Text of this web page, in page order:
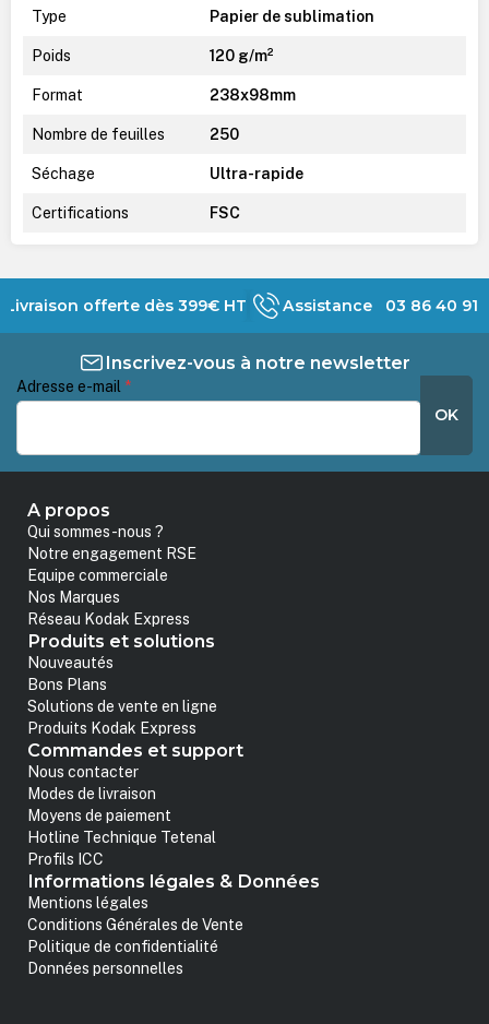
Type Papier de sublimation
Poids 120 g/m²
Format 238x98mm
Nombre de feuilles 250
Séchage Ultra-rapide
Certifications FSC
Livraison offerte dès 399€ HT Assistance 03 86 40 91
Inscrivez-vous à notre newsletter
Adresse e-mail *
OK
A propos
Qui sommes-nous ?
Notre engagement RSE
Equipe commerciale
Nos Marques
Réseau Kodak Express
Produits et solutions
Nouveautés
Bons Plans
Solutions de vente en ligne
Produits Kodak Express
Commandes et support
Nous contacter
Modes de livraison
Moyens de paiement
Hotline Technique Tetenal
Profils ICC
Informations légales & Données
Mentions légales
Conditions Générales de Vente
Politique de confidentialité
Données personnelles